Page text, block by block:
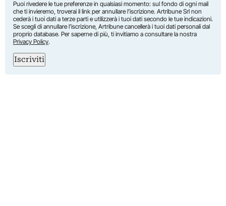
Puoi rivedere le tue preferenze in qualsiasi momento: sul fondo di ogni mail
che ti invieremo, troverai il link per annullare l’iscrizione. Artribune Srl non
cederà i tuoi dati a terze parti e utilizzerà i tuoi dati secondo le tue indicazioni.
Se scegli di annullare l’iscrizione, Artribune cancellerà i tuoi dati personali dal
proprio database. Per saperne di più, ti invitiamo a consultare la nostra
Privacy Policy.
Iscriviti